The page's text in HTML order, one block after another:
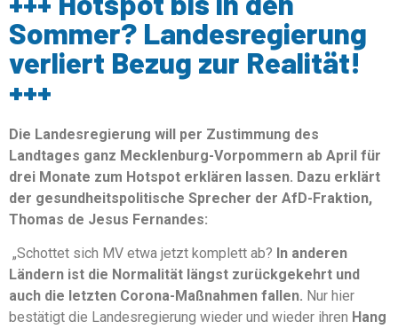
Sommer? Landesregierung
verliert Bezug zur Realität!
+++
Die Landesregierung will per Zustimmung des
Landtages ganz Mecklenburg-Vorpommern ab April für
drei Monate zum Hotspot erklären lassen. Dazu erklärt
der gesundheitspolitische Sprecher der AfD-Fraktion,
Thomas de Jesus Fernandes:
„Schottet sich MV etwa jetzt komplett ab? In anderen
Ländern ist die Normalität längst zurückgekehrt und
auch die letzten Corona-Maßnahmen fallen. Nur hier
bestätigt die Landesregierung wieder und wieder ihren Hang